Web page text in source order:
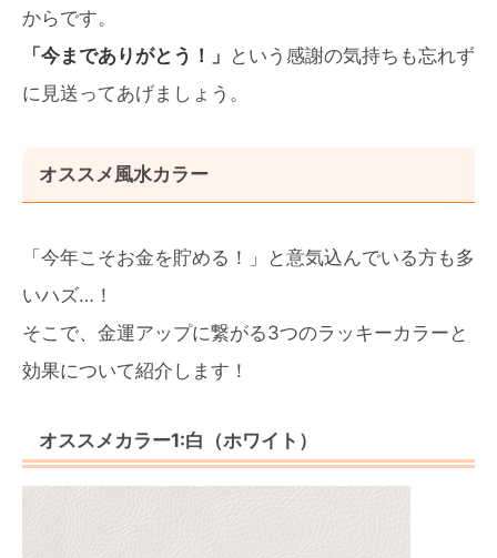
からです。
「今までありがとう！」 という感謝の気持ちも忘れず
に見送ってあげましょう。
オススメ風水カラー
「今年こそお金を貯める！」と意気込んでいる方も多
いハズ…！
そこで、金運アップに繋がる3つのラッキーカラーと
効果について紹介します！
オススメカラー1:白（ホワイト）